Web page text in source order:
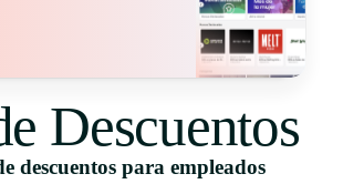
Descuentos
descuentos para empleados